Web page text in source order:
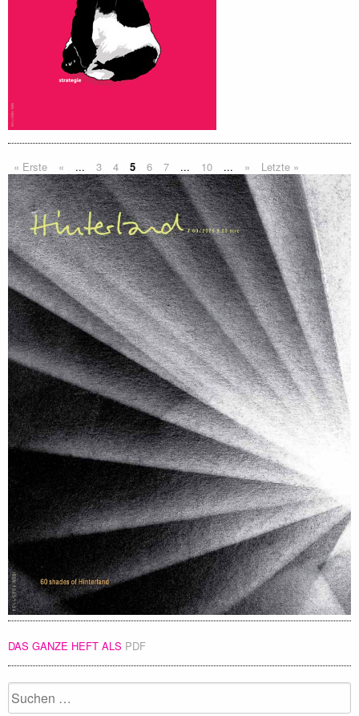
« Erste « ... 3 4 5 6 7 ... 10 ... » Letzte »
DAS GANZE HEFT ALS PDF
Suchen
nach: